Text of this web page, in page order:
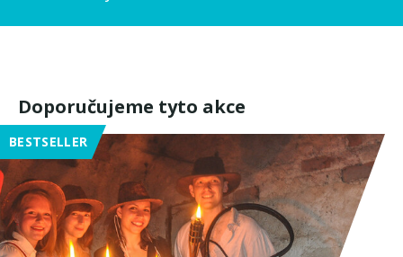
Doporučujeme tyto akce
BESTSELLER